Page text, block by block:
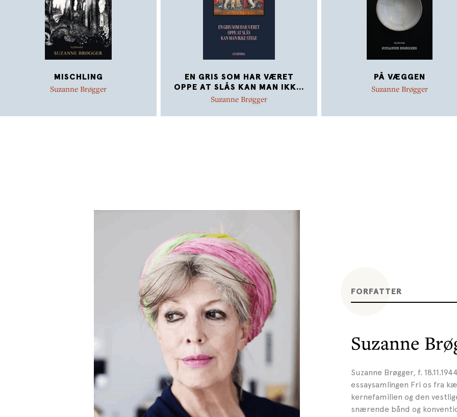
MISCHLING
Suzanne Brøgger
EN GRIS SOM HAR VÆRET
OPPE AT SLÅS KAN MAN IKK...
Suzanne Brøgger
PÅ VÆGGEN
Suzanne Brøgger
FORFATTER
Suzanne
Suzanne Brøgger, f.
essaysamlingen Fri os fra
kernefamilien og den
snærende bånd og